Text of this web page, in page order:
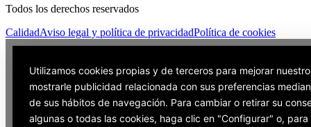
Todos los derechos reservados
CalidadAviso legal y política de privacidadPolítica de cookies
Utilizamos cookies propias y de terceros para mejorar
mostrarle publicidad relacionada con sus preferencias
de sus hábitos de navegación. Para cambiar o retirar su
algunas o todas las cookies, haga clic en "Configurar" o, para